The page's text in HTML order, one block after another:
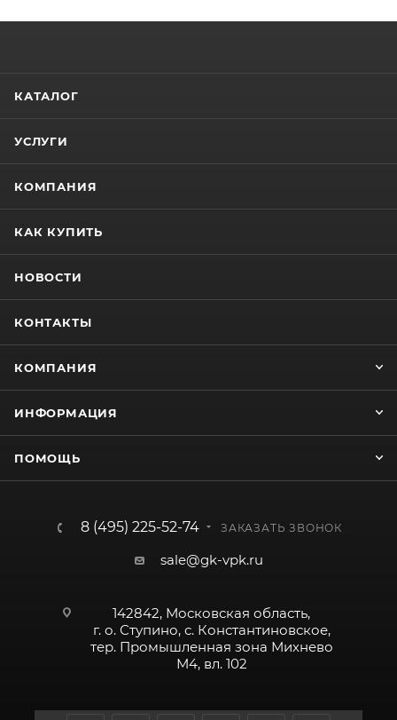
КАТАЛОГ
УСЛУГИ
КОМПАНИЯ
КАК КУПИТЬ
НОВОСТИ
КОНТАКТЫ
КОМПАНИЯ
ИНФОРМАЦИЯ
ПОМОЩЬ
8 (495) 225-52-74 ЗАКАЗАТЬ ЗВОНОК
sale@gk-vpk.ru
142842, Московская область,
г. о. Ступино, с. Константиновское,
тер. Промышленная зона Михнево
М4, вл. 102